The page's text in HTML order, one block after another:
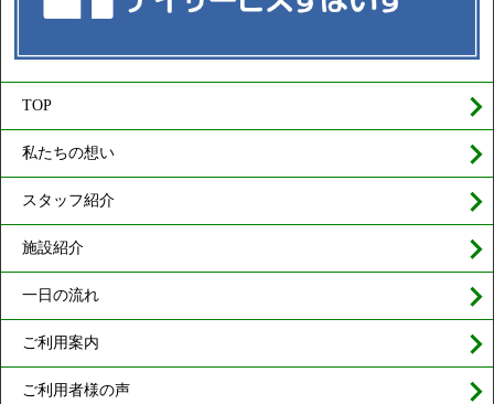
TOP
私たちの想い
スタッフ紹介
施設紹介
一日の流れ
ご利用案内
ご利用者様の声